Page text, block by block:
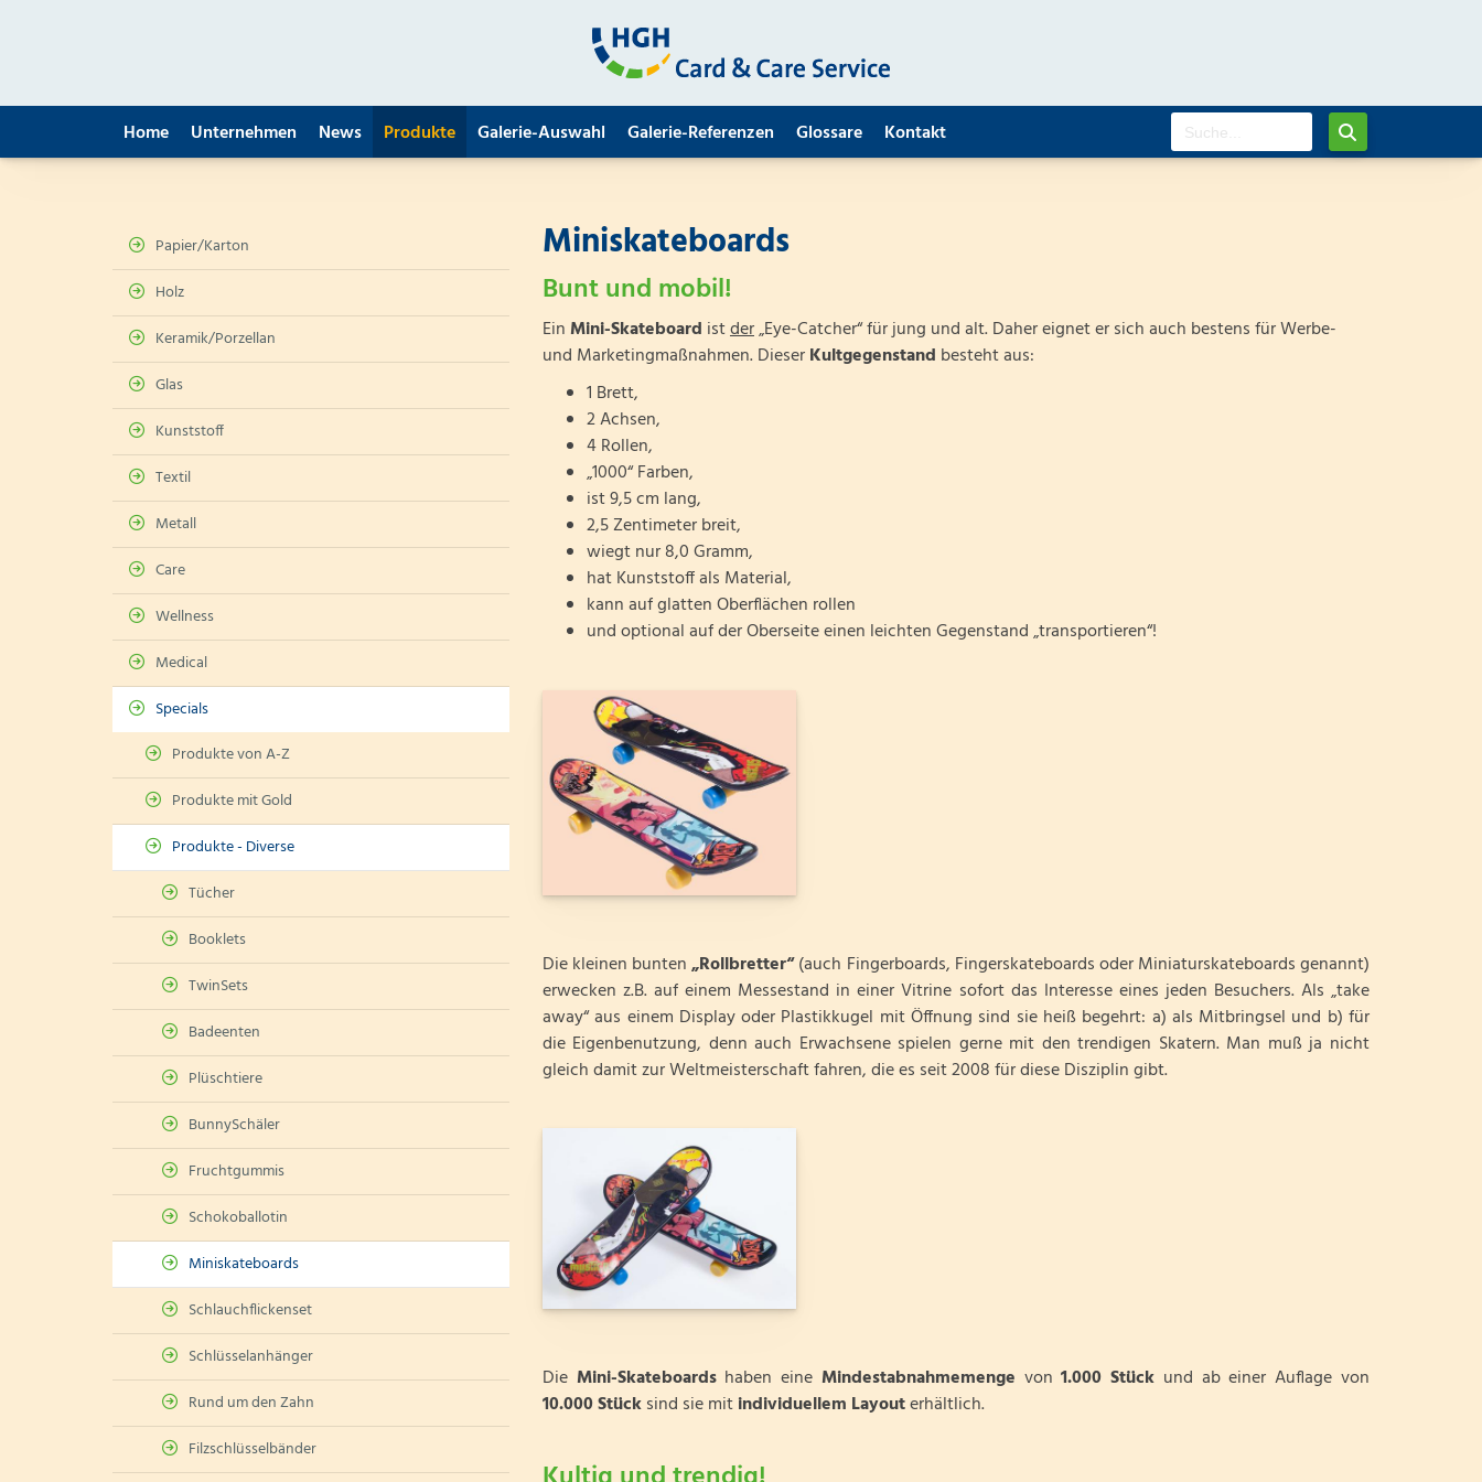
Home Unternehmen News Produkte Galerie-Auswahl Galerie-Referenzen Glossare Kontakt
Miniskateboards
Bunt und mobil!
EinMini-Skateboard istder„Eye-Catcher“ für jung und alt. Daher eignet er sich auch bestens für Werbe-
und Marketingmaßnahmen. DieserKultgegenstand besteht aus:
1 Brett,
2 Achsen,
4 Rollen,
„1000“ Farben,
ist 9,5 cm lang,
2,5 Zentimeter breit,
wiegt nur 8,0 Gramm,
hat Kunststoff als Material,
kann auf glatten Oberflächen rollen
und optional auf der Oberseite einen leichten Gegenstand „transportieren“!
Die kleinen bunten„Rollbretter“(auch Fingerboards, Fingerskateboards oder Miniaturskateboards genannt)
erwecken z.B. auf einem Messestand in einer Vitrine sofort das Interesse eines jeden Besuchers. Als „take
away“ aus einem Display oder Plastikkugel mit Öffnung sind sie heiß begehrt: a) als Mitbringsel und b) für
die Eigenbenutzung, denn auch Erwachsene spielen gerne mit den trendigen Skatern. Man muß ja nicht
gleich damit zur Weltmeisterschaft fahren, die es seit 2008 für diese Disziplin gibt.
Die Mini-Skateboardshaben eine Mindestabnahmemenge von1.000 Stück und ab einer Auflage von
10.000 Stücksind sie mitindividuellem Layouterhältlich.
Papier/Karton
Holz
Keramik/Porzellan
Glas
Kunststoff
Textil
Metall
Care
Wellness
Medical
Specials
Produkte von A-Z
Produkte mit Gold
Produkte - Diverse
Tücher
Booklets
TwinSets
Badeenten
Plüschtiere
BunnySchäler
Fruchtgummis
Schokoballotin
Miniskateboards
Schlauchflickenset
Schlüsselanhänger
Rund um den Zahn
Filzschlüsselbänder